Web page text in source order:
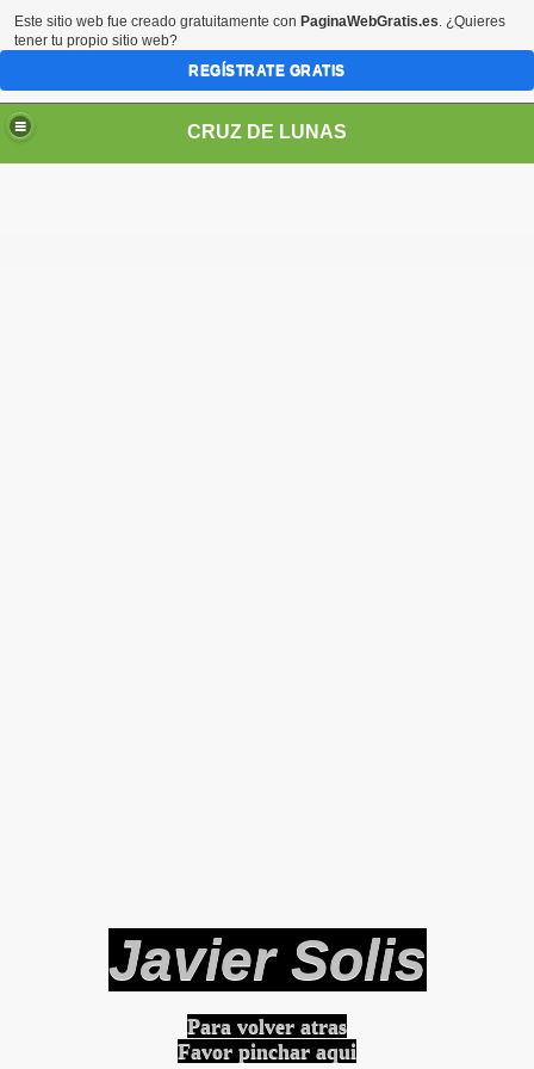
CRUZ DE LUNAS
Javier Solis
Para volver atras
Favor pinchar aqui
Este sitio web fue creado gratuitamente con PaginaWebGratis.es. ¿Quieres
tener tu propio sitio web?
REGÍSTRATE GRATIS